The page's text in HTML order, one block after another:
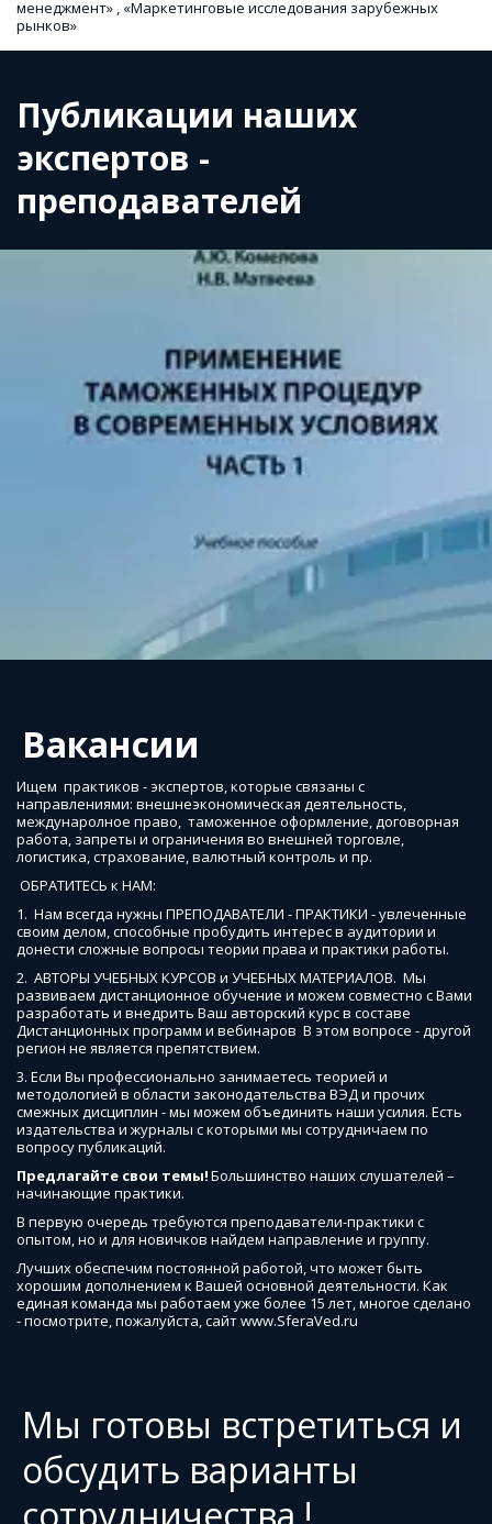
менеджмент» , «Маркетинговые исследования зарубежных
рынков»
Публикации наших
экспертов -
преподавателей
Вакансии
Ищем  практиков - экспертов, которые связаны с
направлениями: внешнеэкономическая деятельность,
междунаролное право,  таможенное оформление, договорная
работа, запреты и ограничения во внешней торговле,
логистика, страхование, валютный контроль и пр.
ОБРАТИТЕСЬ к НАМ:
1.  Нам всегда нужны ПРЕПОДАВАТЕЛИ - ПРАКТИКИ - увлеченные
своим делом, способные пробудить интерес в аудитории и
донести сложные вопросы теории права и практики работы.
2.  АВТОРЫ УЧЕБНЫХ КУРСОВ и УЧЕБНЫХ МАТЕРИАЛОВ.  Мы
развиваем дистанционное обучение и можем совместно с Вами
разработать и внедрить Ваш авторский курс в составе
Дистанционных программ и вебинаров  В этом вопросе - другой
регион не является препятствием.
3. Если Вы профессионально занимаетесь теорией и
методологией в области законодательства ВЭД и прочих
смежных дисциплин - мы можем объединить наши усилия. Есть
издательства и журналы с которыми мы сотрудничаем по
вопросу публикаций.
Предлагайте свои темы! Большинство наших слушателей –
начинающие практики.
В первую очередь требуются преподаватели-практики с
опытом, но и для новичков найдем направление и группу.
Лучших обеспечим постоянной работой, что может быть
хорошим дополнением к Вашей основной деятельности. Как
единая команда мы работаем уже более 15 лет, многое сделано
- посмотрите, пожалуйста, сайт www.SferaVed.ru
Мы готовы встретиться и
обсудить варианты